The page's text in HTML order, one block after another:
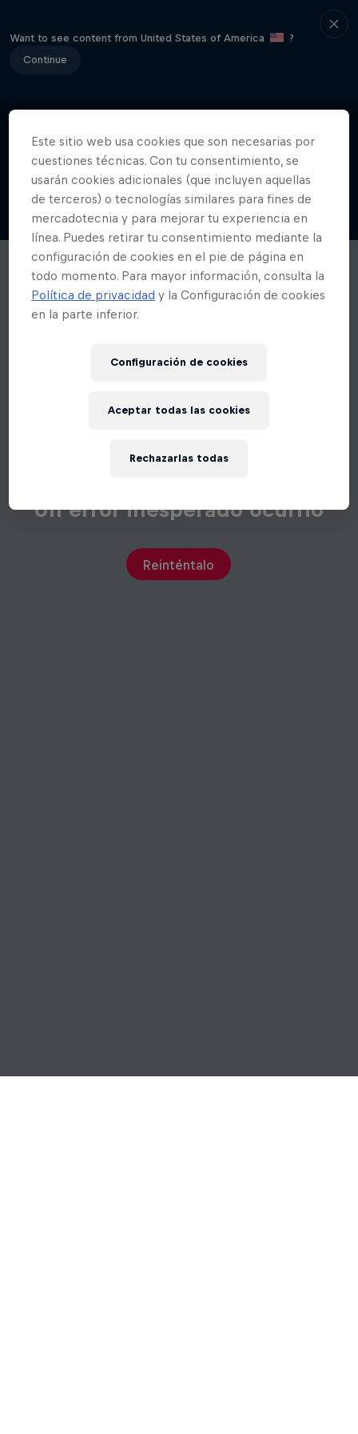
Want to see content from United States of America
?
Continue
Un error inesperado ocurrió
Reinténtalo
Este sitio web usa cookies que son necesarias por
cuestiones técnicas. Con tu consentimiento, se
usarán cookies adicionales (que incluyen aquellas
de terceros) o tecnologías similares para fines de
mercadotecnia y para mejorar tu experiencia en
línea. Puedes retirar tu consentimiento mediante la
configuración de cookies en el pie de página en
todo momento. Para mayor información, consulta la
Política de privacidad y la Configuración de cookies
en la parte inferior.
Configuración de cookies
Rechazarlas todas
Aceptar todas las cookies